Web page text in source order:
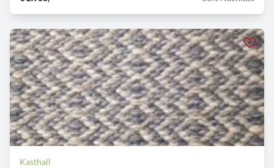
Kasthall